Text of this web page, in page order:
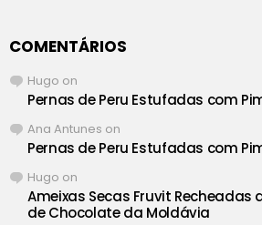
COMENTÁRIOS
Hugo on
Pernas de Peru Estufadas com
Ana Antunes on
Pernas de Peru Estufadas com
Hugo on
Ameixas Secas Fruvit Recheadas
de Chocolate da Moldávia